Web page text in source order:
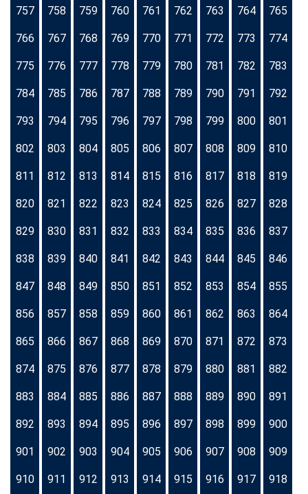
757 758 759 760 761 762 763 764 765
766 767 768 769 770 771 772 773 774
775 776 777 778 779 780 781 782 783
784 785 786 787 788 789 790 791 792
793 794 795 796 797 798 799 800 801
802 803 804 805 806 807 808 809 810
811 812 813 814 815 816 817 818 819
820 821 822 823 824 825 826 827 828
829 830 831 832 833 834 835 836 837
838 839 840 841 842 843 844 845 846
847 848 849 850 851 852 853 854 855
856 857 858 859 860 861 862 863 864
865 866 867 868 869 870 871 872 873
874 875 876 877 878 879 880 881 882
883 884 885 886 887 888 889 890 891
892 893 894 895 896 897 898 899 900
901 902 903 904 905 906 907 908 909
910 911 912 913 914 915 916 917 918